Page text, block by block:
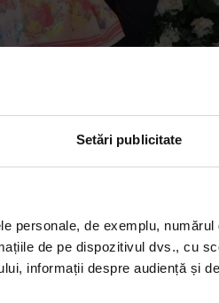
Setări publicitate
personale, de exemplu,
de pe dispozitivul dvs., cu
informații despre audiență și